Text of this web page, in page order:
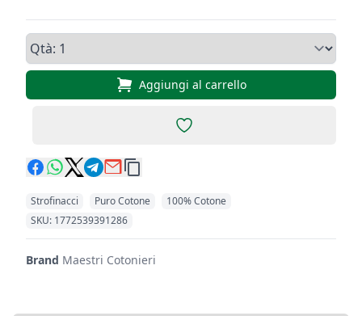
Qtà, Set di 6 Strofinacci Art.
Aggiungi al carrello
Add to favorites
Strofinacci Puro Cotone 100% Cotone
Codici Prodotto
SKU: 1772539391286
Brand Maestri Cotonieri